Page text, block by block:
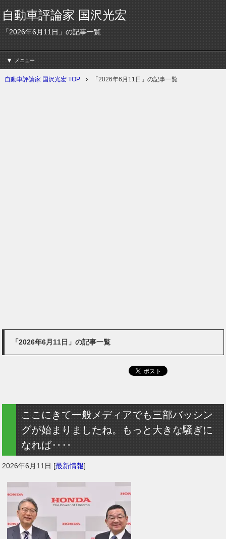
自動車評論家 国沢光宏
「2026年6月11日」の記事一覧
メニュー
自動車評論家 国沢光宏 TOP 「2026年6月11日」の記事一覧
「2026年6月11日」の記事一覧
ここにきて一般メディアでも三部バッシン
グが始まりましたね。もっと大きな騒ぎに
なれば‥‥
2026年6月11日 [最新情報]